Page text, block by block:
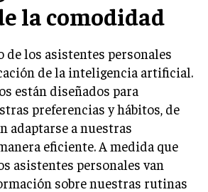
la comodidad
de los asistentes personales
de la inteligencia artificial.
están diseñados para
preferencias y hábitos, de
adaptarse a nuestras
eficiente. A medida que
asistentes personales van
sobre nuestras rutinas